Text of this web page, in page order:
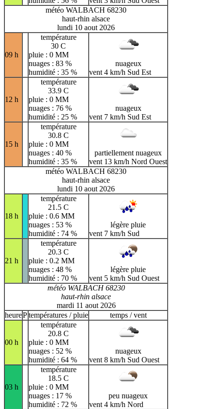
météo WALBACH 68230
haut-rhin alsace
lundi 10 aout 2026
09 h
température
30 C
pluie : 0 MM
nuages : 83 %
humidité : 35 %
nuageux
vent 4 km/h Sud Est
12 h
température
33.9 C
pluie : 0 MM
nuages : 76 %
humidité : 25 %
nuageux
vent 7 km/h Sud Est
15 h
température
30.8 C
pluie : 0 MM
nuages : 40 %
humidité : 35 %
partiellement nuageux
vent 13 km/h Nord Ouest
météo WALBACH 68230
haut-rhin alsace
lundi 10 aout 2026
18 h
température
21.5 C
pluie : 0.6 MM
nuages : 53 %
humidité : 74 %
légère pluie
vent 7 km/h Sud
21 h
température
20.3 C
pluie : 0.2 MM
nuages : 48 %
humidité : 70 %
légère pluie
vent 5 km/h Sud Ouest
météo WALBACH 68230
haut-rhin alsace
mardi 11 aout 2026
heurePtempératures / pluie temps / vent
00 h
température
20.8 C
pluie : 0 MM
nuages : 52 %
humidité : 64 %
nuageux
vent 8 km/h Sud Ouest
03 h
température
18.5 C
pluie : 0 MM
nuages : 17 %
humidité : 72 %
peu nuageux
vent 4 km/h Nord